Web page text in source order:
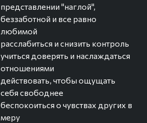
представлении "наглой",
беззаботной и все равно
любимой
расслабиться и снизить контроль
учиться доверять и наслаждаться
отношениями
действовать, чтобы ощущать
себя свободнее
беспокоиться о чувствах других в
меру